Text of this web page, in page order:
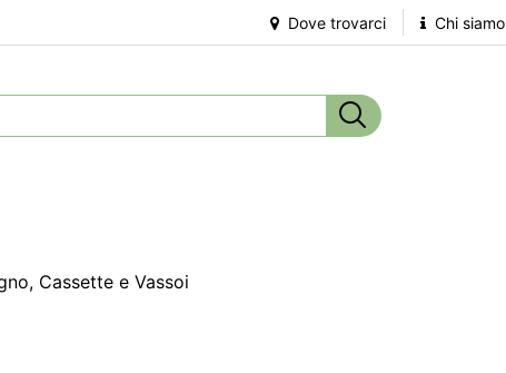
Dove trovarci Chi siamo
Cassette e Vassoi